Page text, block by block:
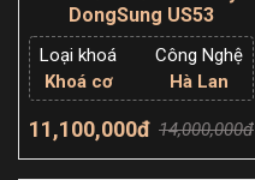
DongSung US53
Loại khoá
Khoá cơ
Công Nghệ
Hà Lan
11,100,000đ 14,000,000đ
Thêm giỏ hàng